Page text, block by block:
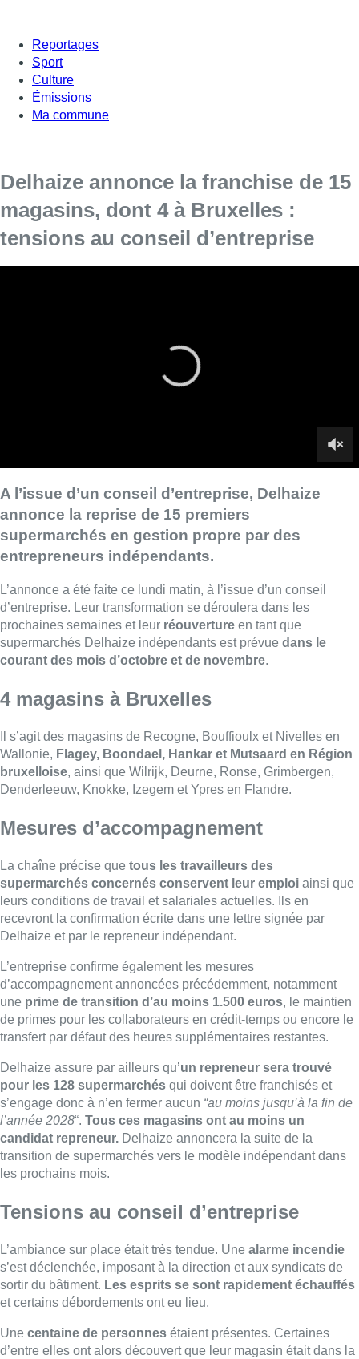
Reportages
Sport
Culture
Émissions
Ma commune
Delhaize annonce la franchise de 15
magasins, dont 4 à Bruxelles :
tensions au conseil d’entreprise
L’annonce a été faite ce lundi matin, à l’issue d’un conseil
d’entreprise. Leur transformation se déroulera dans les
dans le
4 magasins à Bruxelles
Il s’agit des magasins de Recogne, Bouffioulx et Nivelles en
Wallonie,Flagey, Boondael, Hankar et Mutsaard en Région
bruxelloise, ainsi que Wilrijk, Deurne, Ronse, Grimbergen,
Mesures d’accompagnement
La chaîne précise quetous les travailleurs des
supermarchés concernés conservent leur emploi
recevront la confirmation écrite dans une lettre signée par
L’entreprise confirme également les mesures
d’accompagnement annoncées précédemment, notamment
uneprime de transition d’au moins 1.500 euros, le maintien
transfert par défaut des heures supplémentaires restantes.
pour les 128 supermarchésqui doivent être franchisés et
s’engage donc à n’en fermer aucun“au moins jusqu’à la fin de
l’année 2028“.Tous ces magasins ont au moins un
candidat repreneur.Delhaize annoncera la suite de la
transition de supermarchés vers le modèle indépendant dans
Tensions au conseil d’entreprise
L’ambiance sur place était très tendue. Unealarme incendie
sortir du bâtiment.Les esprits se sont rapidement échauffés
et certains débordements ont eu lieu.
Unecentaine de personnesétaient présentes. Certaines
d’entre elles ont alors découvert que leur magasin était dans la
liste des franchisés.
La police était également sur place.
Nous sommes en colère et écœurés“, a réagi lundi Myriam
“ Mais tout cela était prévisible puisque l’entreprise avait la
possibilité de franchiser ses magasins à partir du 15 août“,
poursuit la syndicaliste. “Et les mesures d’accompagnement
promises dans la foulée ne sont que des arrangements
Le timing pour annoncer la première vague de magasins